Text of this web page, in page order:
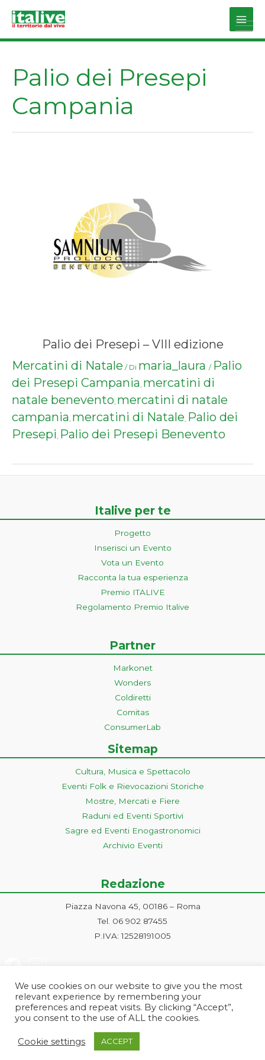
Main
Palio dei Presepi
Campania
Palio dei Presepi – VIII edizione
Mercatini di Natale / Di maria_laura / Palio
dei Presepi Campania, mercatini di
natale benevento, mercatini di natale
campania, mercatini di Natale, Palio dei
Presepi, Palio dei Presepi Benevento
Italive per te
Progetto
Inserisci un Evento
Vota un Evento
Racconta la tua esperienza
Premio ITALIVE
Regolamento Premio Italive
Partner
Markonet
Wonders
Coldiretti
Comitas
ConsumerLab
Sitemap
Cultura, Musica e Spettacolo
Eventi Folk e Rievocazioni Storiche
Mostre, Mercati e Fiere
Raduni ed Eventi Sportivi
Sagre ed Eventi Enogastronomici
Archivio Eventi
Redazione
Piazza Navona 45, 00186 – Roma
Tel. 06 902 87455
P.IVA: 12528191005
Roma | PI e CF: 12528191005 | markonetsrl@pec.it |
We use cookies on our website to give you the most
relevant experience by remembering your
preferences and repeat visits. By clicking “Accept”,
you consent to the use of ALL the cookies.
Cookie settings ACCEPT